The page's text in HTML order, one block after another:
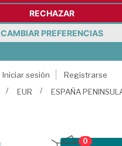
RECHAZAR
CAMBIAR PREFERENCIAS
Iniciar sesión
Registrarse
EUR ESPAÑA
0